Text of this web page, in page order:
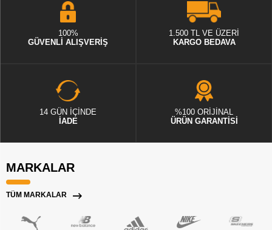
100%
GÜVENLİ ALIŞVERİŞ
1.500 TL VE ÜZERİ
KARGO BEDAVA
14 GÜN İÇİNDE
İADE
%100 ORİJİNAL
ÜRÜN GARANTİSİ
MARKALAR
TÜM MARKALAR